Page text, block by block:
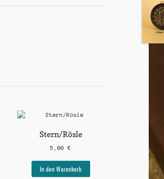
Stern/Rösle
5,00€
In den Warenkorb